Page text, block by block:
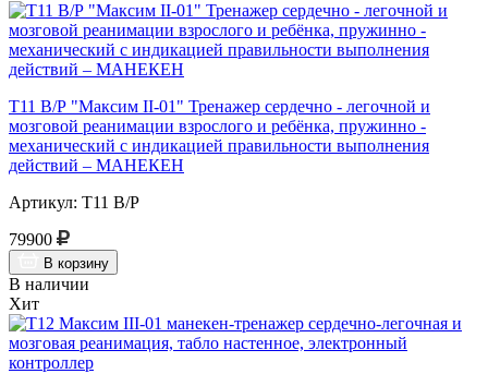
Т11 В/Р "Максим II-01" Тренажер сердечно - легочной и
мозговой реанимации взрослого и ребёнка, пружинно -
механический с индикацией правильности выполнения
действий – МАНЕКЕН
Артикул: Т11 В/Р
79900
В корзину
В наличии
Хит